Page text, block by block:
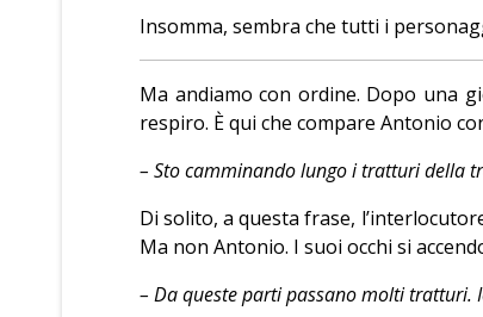
Insomma, sembra che tutti i
Ma andiamo con ordine. Dopo una
respiro. È qui che compare Antonio
– Sto camminando lungo i tratturi della
Di solito, a questa frase,
Ma non Antonio. I suoi occhi si
– Da queste parti passano molti tratturi.